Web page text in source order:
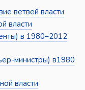
ветвей власти
власти
в 1980–2012
министры) в1980
власти